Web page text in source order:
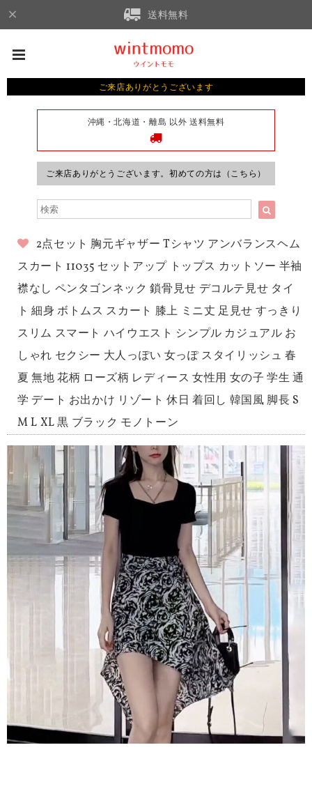
送料無料
ご来店ありがとうございます
沖縄・北海道・離島 以外 送料無料
ご来店ありがとうございます。初めての方は（こちら）
2点セット 胸元ギャザー Tシャツ アンバランスヘム
スカート 11035 セットアップ トップス カットソー 半袖
襟なし ペンタゴンネック 鎖骨見せ デコルテ見せ タイ
ト 細身 ボトムス スカート 膝上 ミニ丈 足見せ すっきり
スリム スマート ハイウエスト シンプル カジュアル お
しゃれ セクシー 大人っぽい 女っぽ スタイリッシュ 春
夏 無地 花柄 ローズ柄 レディース 女性用 女の子 学生 通
学 デート お出かけ リゾート 休日 着回し 韓国風 脚長 S
M L XL 黒 ブラック モノトーン